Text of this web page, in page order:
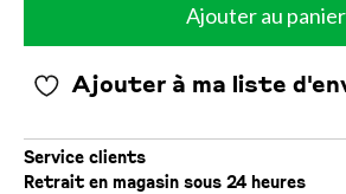
Ajouter au panier
Ajouter à ma liste
Service clients
Retrait en magasin sous 24 heures